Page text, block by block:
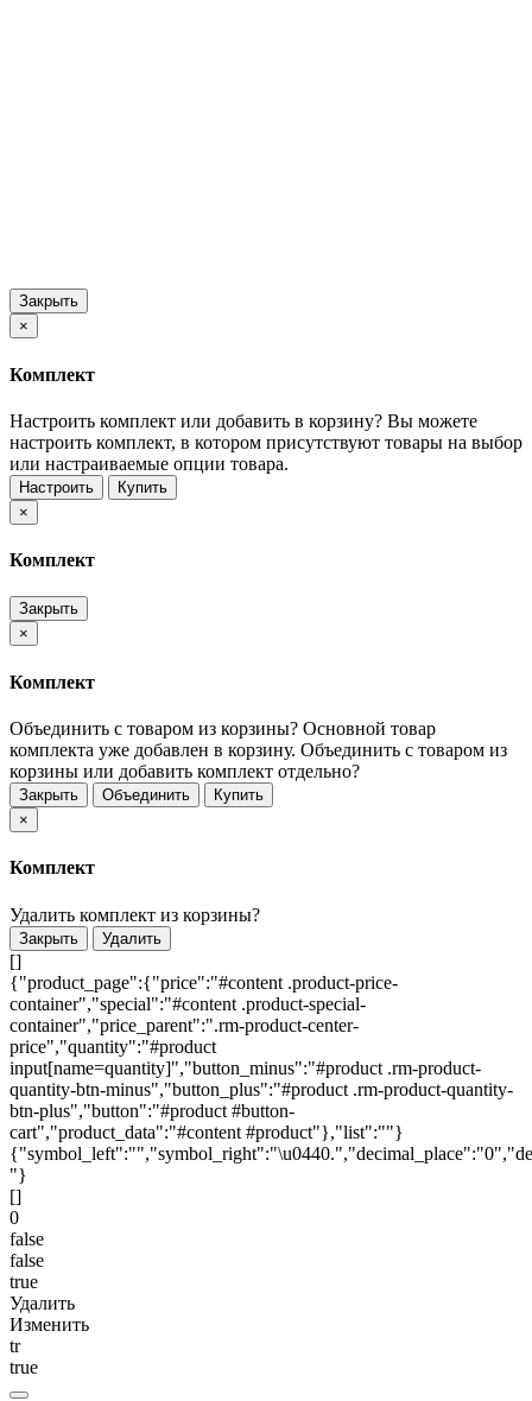
Закрыть
×
Комплект
Настроить комплект или добавить в корзину? Вы можете
настроить комплект, в котором присутствуют товары на выбор
или настраиваемые опции товара.
Настроить
Купить
×
Комплект
Закрыть
×
Комплект
Объединить с товаром из корзины? Основной товар
комплекта уже добавлен в корзину. Объединить с товаром из
корзины или добавить комплект отдельно?
Закрыть Объединить
Купить
×
Комплект
Удалить комплект из корзины?
Закрыть Удалить
[]
{"product_page":{"price":"#content .product-price-
container","special":"#content .product-special-
container","price_parent":".rm-product-center-
price","quantity":"#product
input[name=quantity]","button_minus":"#product .rm-product-
quantity-btn-minus","button_plus":"#product .rm-product-quantity-
btn-plus","button":"#product #button-
cart","product_data":"#content #product"},"list":""}
"}
[]
0
false
false
true
Удалить
Изменить
tr
true